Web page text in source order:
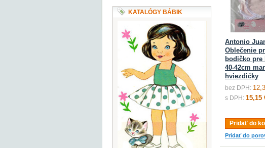
Antonio
Oblečenie
bodičko pre
40-42cm
hviezdičky
bez DPH:
s DPH: 15,15
Pridať do
Pridať do
KATALÓGY BÁBIK